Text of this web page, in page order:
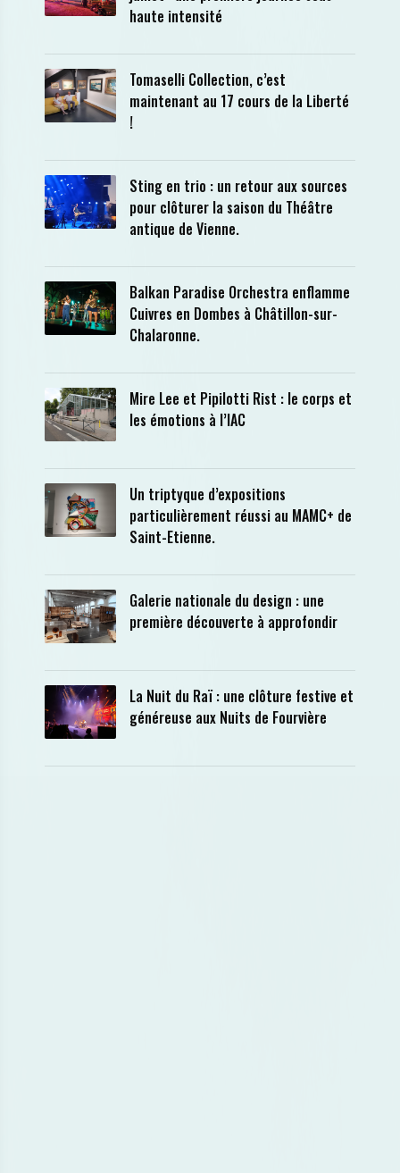
haute intensité
Tomaselli Collection, c’est
maintenant au 17 cours de la Liberté
!
Sting en trio : un retour aux sources
pour clôturer la saison du Théâtre
antique de Vienne.
Balkan Paradise Orchestra enflamme
Cuivres en Dombes à Châtillon-sur-
Chalaronne.
Mire Lee et Pipilotti Rist : le corps et
les émotions à l’IAC
Un triptyque d’expositions
particulièrement réussi au MAMC+ de
Saint-Etienne.
Galerie nationale du design : une
première découverte à approfondir
La Nuit du Raï : une clôture festive et
généreuse aux Nuits de Fourvière